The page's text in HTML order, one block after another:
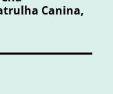
Canina,